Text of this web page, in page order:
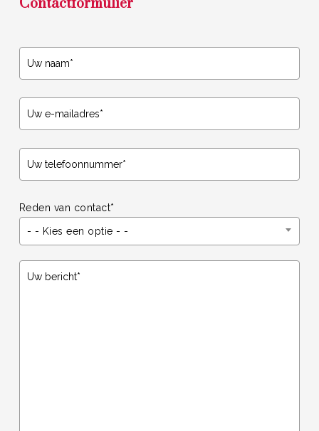
Reden van contact*
- - Kies een optie - -